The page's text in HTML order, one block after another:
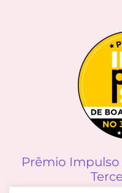
Prêmio Impulso